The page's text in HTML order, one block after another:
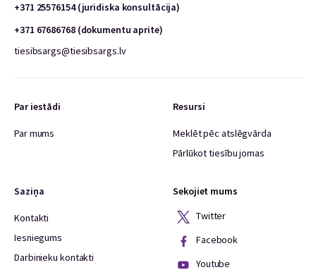
+371 25576154 (juridiska konsultācija)
+371 67686768 (dokumentu aprite)
tiesibsargs@tiesibsargs.lv
Par iestādi
Par mums
Resursi
Meklēt pēc atslēgvārda
Pārlūkot tiesību jomas
Saziņa
Kontakti
Iesniegums
Darbinieku kontakti
Sekojiet mums
Twitter
Facebook
Youtube